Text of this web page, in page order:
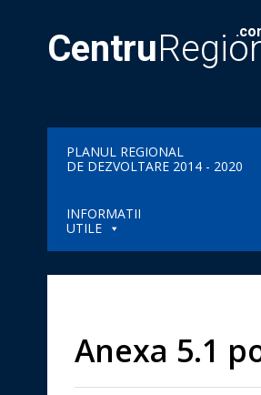
Centru
PLANUL REGIONAL
DE DEZVOLTARE 2014 - 2020
INFORMATII
UTILE
Anexa 5.1